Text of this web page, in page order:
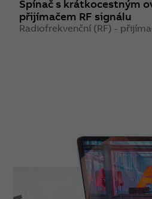
Spínač s krátkocestným
přijímačem RF signálu
Radiofrekvenční (RF) -